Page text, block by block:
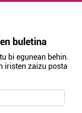
buletina
bi egunean behin.
iristen zaizu posta